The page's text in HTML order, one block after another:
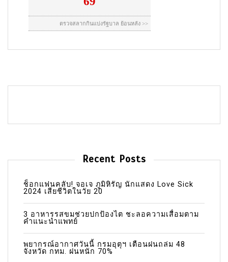
Recent Posts
ช็อกแฟนคลับ! จอเจ ภูมิหิรัญ นักแสดง Love Sick
2024 เสียชีวิตในวัย 20
3 อาหารรสขมช่วยปกป้องไต ชะลอความเสื่อมตาม
คำแนะนำแพทย์
พยากรณ์อากาศวันนี้ กรมอุตุฯ เตือนฝนถล่ม 48
จังหวัด กทม. ฝนหนัก 70%